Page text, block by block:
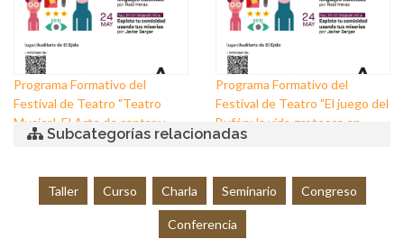
Programa Formativo del
Festival de Teatro "Teatro
Musical. El Arte de cantar y
contar en escena"
Programa Formativo del
Festival de Teatro "El juego del
Bufón: la vida grotesca en
escena"
Subcategorías relacionadas
Taller Curso Charla Seminario Congreso
Conferencia